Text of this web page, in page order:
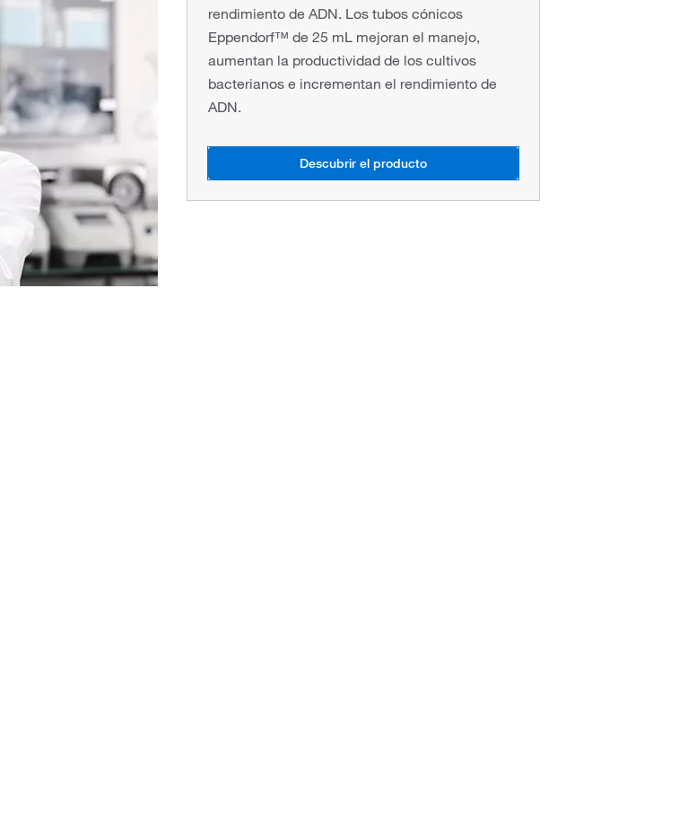
rendimiento de ADN. Los tubos cónicos
Eppendorf™ de 25 mL mejoran el manejo,
aumentan la productividad de los cultivos
bacterianos e incrementan el rendimiento de
ADN.
Descubrir el producto